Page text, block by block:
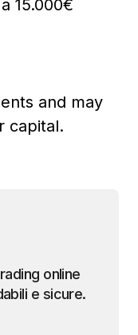
15.000€
and may
capital.
online
e sicure.